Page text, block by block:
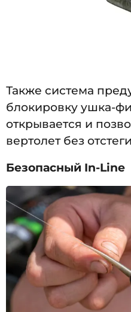
Также система
блокировку ушка-
открывается и
вертолет без
Безопасный In-Line